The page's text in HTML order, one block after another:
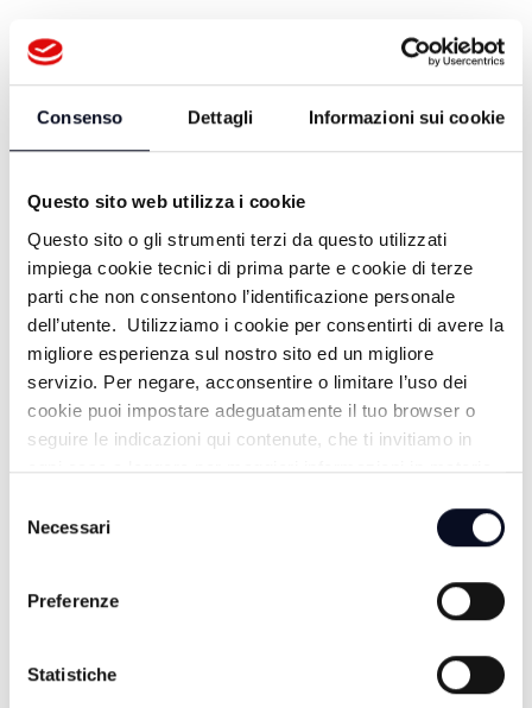
Consenso Dettagli Informazioni sui cookie
Questo sito web utilizza i cookie
Questo sito o gli strumenti terzi da questo utilizzati
impiega cookie tecnici di prima parte e cookie di terze
parti che non consentono l’identificazione personale
dell’utente. Utilizziamo i cookie per consentirti di avere la
migliore esperienza sul nostro sito ed un migliore
servizio. Per negare, acconsentire o limitare l’uso dei
cookie puoi impostare adeguatamente il tuo browser o
seguire le indicazioni qui contenute, che ti invitiamo in
ogni caso a leggere per maggiori informazioni in materia
delNecessari
Preferenze
Statistiche
PALLINO BLU 18 - 10/04/2025
PALLINO BLU 18 - 27/03/2025
1 ANNO FA
PALLINO BLU 18 - 20/03/2025
PALLINO BLU 16 - 06/03/2025